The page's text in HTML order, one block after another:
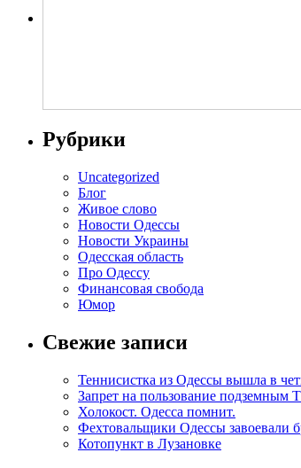
Рубрики
Uncategorized
Блог
Живое слово
Новости Одессы
Новости Украины
Одесская область
Про Одессу
Финансовая свобода
Юмор
Свежие записи
Теннисистка из Одессы вышла в
Запрет на пользование подземным
Холокост. Одесса помнит.
Фехтовальщики Одессы завоевали
Котопункт в Лузановке